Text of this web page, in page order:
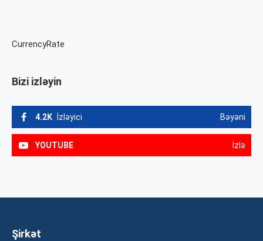
CurrencyRate
Bizi izləyin
4.2K İzləyici Bəyəni
YOUTUBE İzlə
Şirkət